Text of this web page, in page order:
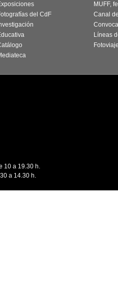
del CdF
MUFF,
Canal
Líneas
10 a 19.30 h.
a 14.30 h.